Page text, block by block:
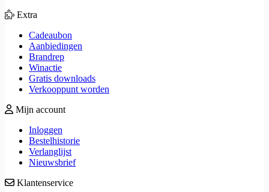
Extra
Cadeaubon
Aanbiedingen
Brandrep
Winactie
Gratis downloads
Verkooppunt worden
Mijn account
Inloggen
Bestelhistorie
Verlanglijst
Nieuwsbrief
Klantenservice